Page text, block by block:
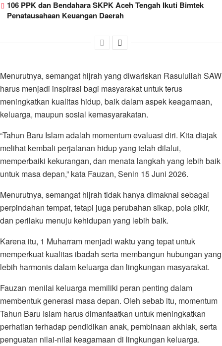
106 PPK dan Bendahara SKPK Aceh Tengah Ikuti Bimtek
Penatausahaan Keuangan Daerah
Menurutnya, semangat hijrah yang diwariskan Rasulullah SAW
harus menjadi inspirasi bagi masyarakat untuk terus
meningkatkan kualitas hidup, baik dalam aspek keagamaan,
keluarga, maupun sosial kemasyarakatan.
“Tahun Baru Islam adalah momentum evaluasi diri. Kita diajak
melihat kembali perjalanan hidup yang telah dilalui,
memperbaiki kekurangan, dan menata langkah yang lebih baik
untuk masa depan,” kata Fauzan, Senin 15 Juni 2026.
Menurutnya, semangat hijrah tidak hanya dimaknai sebagai
perpindahan tempat, tetapi juga perubahan sikap, pola pikir,
dan perilaku menuju kehidupan yang lebih baik.
Karena itu, 1 Muharram menjadi waktu yang tepat untuk
memperkuat kualitas ibadah serta membangun hubungan yang
lebih harmonis dalam keluarga dan lingkungan masyarakat.
Fauzan menilai keluarga memiliki peran penting dalam
membentuk generasi masa depan. Oleh sebab itu, momentum
Tahun Baru Islam harus dimanfaatkan untuk meningkatkan
perhatian terhadap pendidikan anak, pembinaan akhlak, serta
penguatan nilai-nilai keagamaan di lingkungan keluarga.